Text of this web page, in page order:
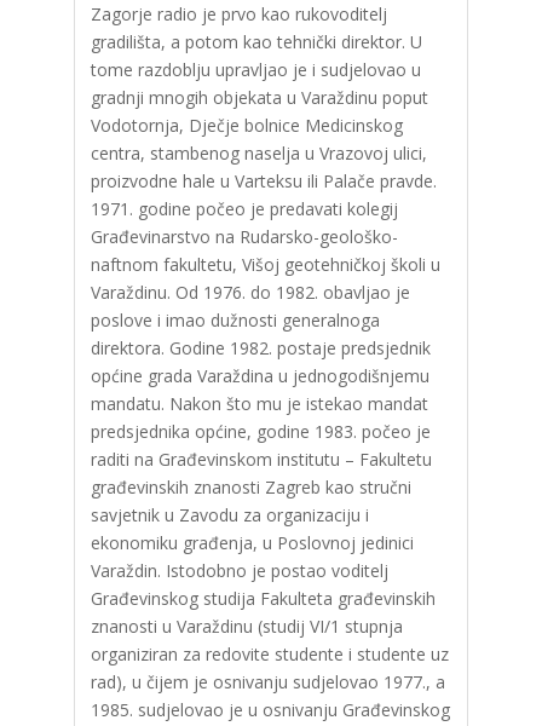
Zagorje radio je prvo kao rukovoditelj
gradilišta, a potom kao tehnički direktor. U
tome razdoblju upravljao je i sudjelovao u
gradnji mnogih objekata u Varaždinu poput
Vodotornja, Dječje bolnice Medicinskog
centra, stambenog naselja u Vrazovoj ulici,
proizvodne hale u Varteksu ili Palače pravde.
1971. godine počeo je predavati kolegij
Građevinarstvo na Rudarsko-geološko-
naftnom fakultetu, Višoj geotehničkoj školi u
Varaždinu. Od 1976. do 1982. obavljao je
poslove i imao dužnosti generalnoga
direktora. Godine 1982. postaje predsjednik
općine grada Varaždina u jednogodišnjemu
mandatu. Nakon što mu je istekao mandat
predsjednika općine, godine 1983. počeo je
raditi na Građevinskom institutu – Fakultetu
građevinskih znanosti Zagreb kao stručni
savjetnik u Zavodu za organizaciju i
ekonomiku građenja, u Poslovnoj jedinici
Varaždin. Istodobno je postao voditelj
Građevinskog studija Fakulteta građevinskih
znanosti u Varaždinu (studij VI/1 stupnja
organiziran za redovite studente i studente uz
rad), u čijem je osnivanju sudjelovao 1977., a
1985. sudjelovao je u osnivanju Građevinskog